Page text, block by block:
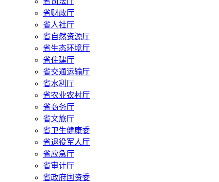
省财政厅
省人社厅
省自然资源厅
省生态环境厅
省住建厅
省交通运输厅
省水利厅
省农业农村厅
省商务厅
省文旅厅
省卫生健康委
省退役军人厅
省应急厅
省审计厅
省政府国资委